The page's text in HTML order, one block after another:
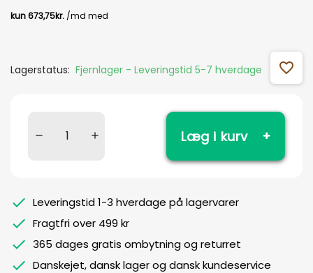
Lagerstatus: Fjernlager - Leveringstid 5-7 hverdage favorite_outline
Læg i kurv
Leveringstid 1-3 hverdage på lagervarer
Fragtfri over 499 kr
365 dages gratis ombytning og returret
Danskejet, dansk lager og dansk kundeservice